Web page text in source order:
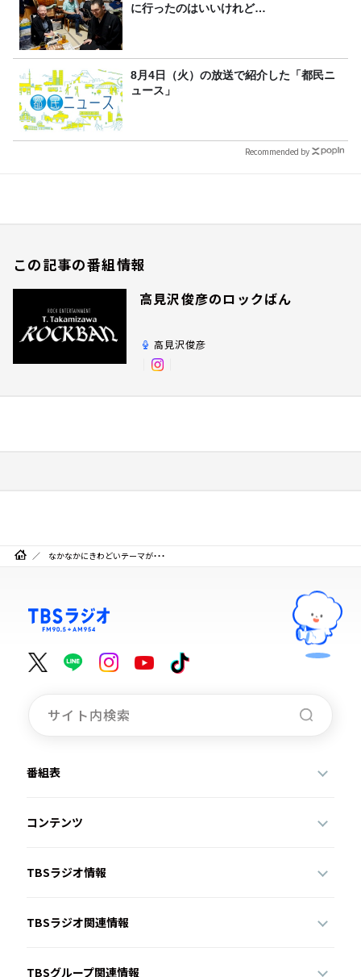
に行ったのはいいけれど…
8月4日（火）の放送で紹介した「都民ニ
ュース」
Recommended by
この記事の番組情報
高見沢俊彦のロックばん
高見沢俊彦
なかなかにきわどいテーマが・・・
番組表
コンテンツ
TBSラジオ情報
TBSラジオ関連情報
TBSグループ関連情報